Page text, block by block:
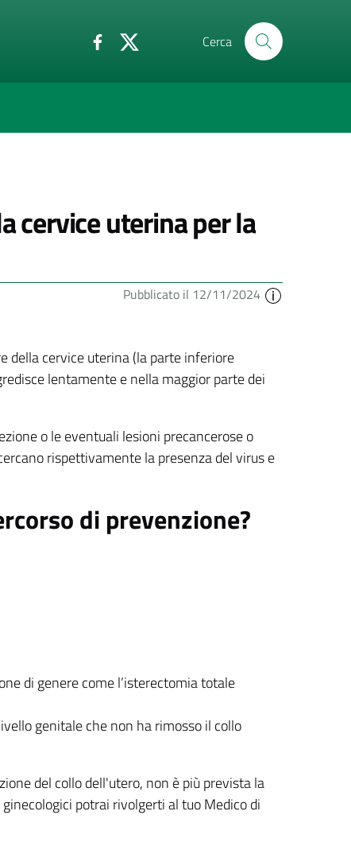
Cerca
cervice uterina per la
Pubblicato il 12/11/2024
della cervice uterina (la parte inferiore
lentamente e nella maggior parte dei
o le eventuali lesioni precancerose o
rispettivamente la presenza del virus e
di prevenzione?
di genere come l’isterectomia totale
genitale che non ha rimosso il collo
del collo dell'utero, non è più prevista la
potrai rivolgerti al tuo Medico di